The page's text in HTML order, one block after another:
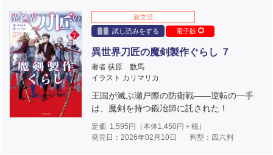
新文芸
試し読みをする
電子版
異世界刀匠の魔剣製作ぐらし ７
著者 荻原 数馬
イラスト カリマリカ
王国が滅ぶ瀬戸際の防衛戦――逆転の一手
は、魔剣を持つ鍛冶師に託された！
定価 1,595 円（本体1,450円＋税）
発売日：2026年02月10日
判型：四六判